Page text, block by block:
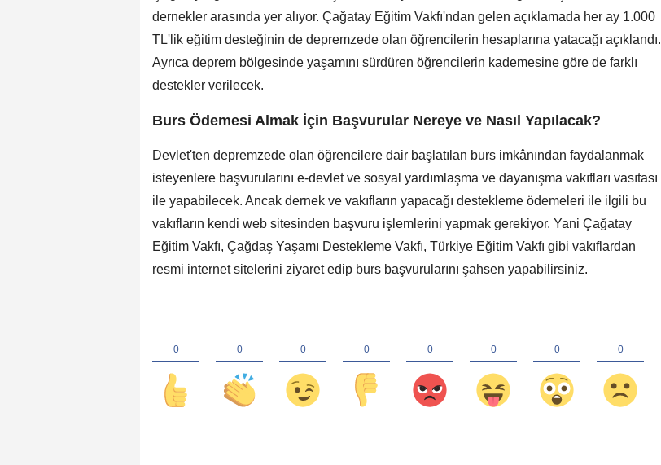
dernekler arasında yer alıyor. Çağatay Eğitim Vakfı'ndan gelen açıklamada her ay 1.000
TL'lik eğitim desteğinin de depremzede olan öğrencilerin hesaplarına yatacağı açıklandı.
Ayrıca deprem bölgesinde yaşamını sürdüren öğrencilerin kademesine göre de farklı
destekler verilecek.
Burs Ödemesi Almak İçin Başvurular Nereye ve Nasıl Yapılacak?
Devlet'ten depremzede olan öğrencilere dair başlatılan burs imkânından faydalanmak
isteyenlere başvurularını e-devlet ve sosyal yardımlaşma ve dayanışma vakıfları vasıtası
ile yapabilecek. Ancak dernek ve vakıfların yapacağı destekleme ödemeleri ile ilgili bu
vakıfların kendi web sitesinden başvuru işlemlerini yapmak gerekiyor. Yani Çağatay
Eğitim Vakfı, Çağdaş Yaşamı Destekleme Vakfı, Türkiye Eğitim Vakfı gibi vakıflardan
resmi internet sitelerini ziyaret edip burs başvurularını şahsen yapabilirsiniz.